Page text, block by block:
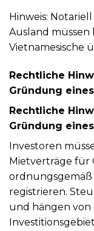
Hinweis:
Ausland
Vietnamesische
Rechtliche
Gründung
Rechtliche
Gründung
Investoren
Mietverträge für
ordnungsgemäß
registrieren.
und hängen von